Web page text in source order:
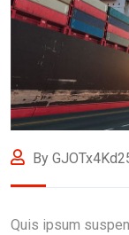
By
Quis ipsum